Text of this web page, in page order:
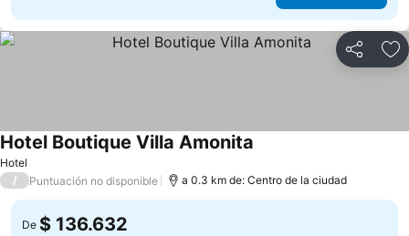
Compartir
Hotel
Hotel Boutique Villa Amonita
/ Puntuación no disponible a 0.3 km de: Centro de la ciudad
De $ 136.632